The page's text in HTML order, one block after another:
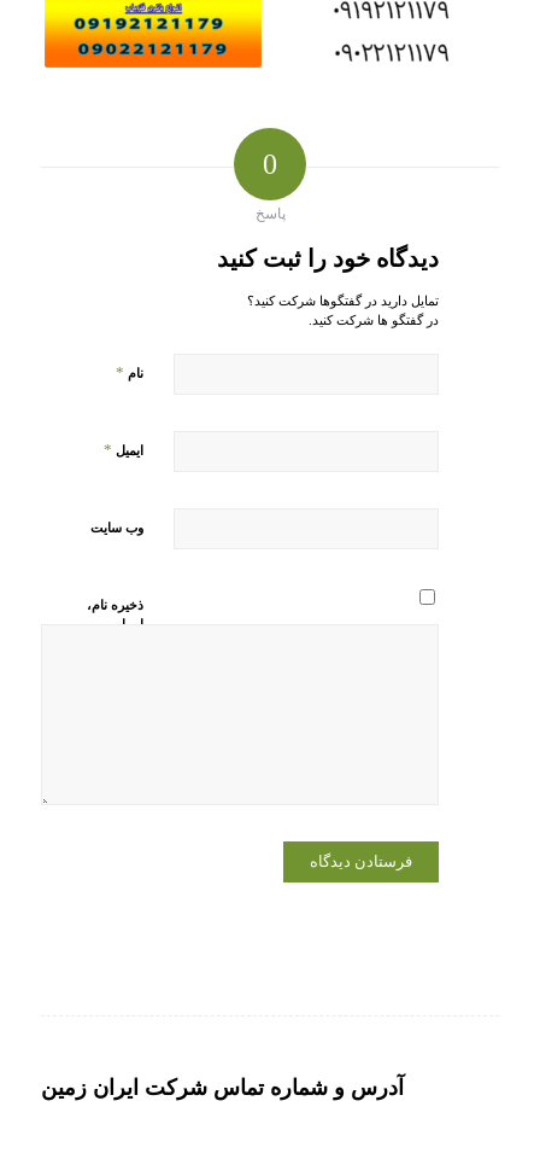
0
پاسخ
دیدگاه خود را ثبت کنید
تمایل دارید در گفتگوها شرکت کنید؟
در گفتگو ها شرکت کنید.
نام *
ایمیل *
وب‌ سایت
ذخیره نام،
ایمیل و
آدرس و شماره تماس شرکت ایران زمین